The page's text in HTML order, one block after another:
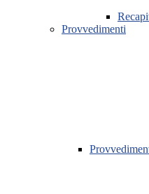
Provvedimenti